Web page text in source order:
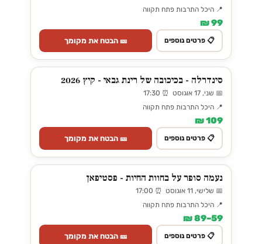
📍 היכל התרבות פתח תקווה
99 ₪
📋 פרטים נוספים 🎫 הבטח את מקומך
סינדרלה - בכיכובה של רינת גבאי - קיץ 2026
📅 שני, 17 אוגוסט ⏰ 17:30
📍 היכל התרבות פתח תקווה
109 ₪
📋 פרטים נוספים 🎫 הבטח את מקומך
נעמה סופר על בחוות החיות - פסטיפאן
📅 שלישי, 11 אוגוסט ⏰ 17:00
📍 היכל התרבות פתח תקווה
59–89 ₪
📋 פרטים נוספים 🎫 הבטח את מקומך